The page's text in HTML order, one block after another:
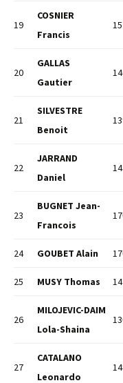
19
COSNIER
Francis
20
GALLAS
Gautier
21
SILVESTRE
Benoit
22
JARRAND
Daniel
23
BUGNET Jean-
Francois
24 GOUBET Alain
25 MUSY Thomas
26
MILOJEVIC-DAIM
Lola-Shaina
27
CATALANO
Leonardo